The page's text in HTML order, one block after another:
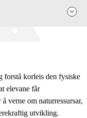
forstå korleis den fysiske
elevane får
verne om naturressursar,
utvikling.